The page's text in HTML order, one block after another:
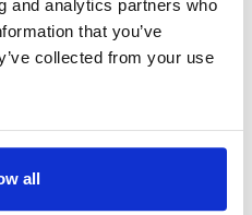
and analytics partners who
that you’ve
collected from your use
all
da schon der
Filmcrew an
2021. Ganze 12
Schauspieler
in 400
der Erde. Damit ist